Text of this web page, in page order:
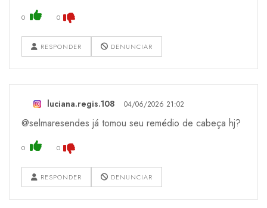
0 0
RESPONDER DENUNCIAR
luciana.regis.108 04/06/2026 21:02
@selmaresendes já tomou seu remédio de cabeça hj?
0 0
RESPONDER DENUNCIAR